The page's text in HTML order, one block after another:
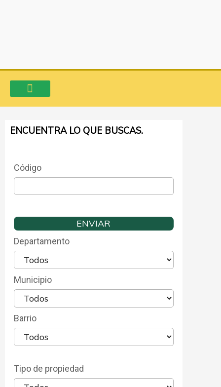
ENCUENTRA LO QUE BUSCAS.
Código
Departamento
Municipio
Barrio
Tipo de propiedad